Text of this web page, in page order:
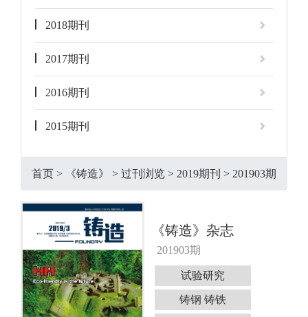
2018期刊
2017期刊
2016期刊
2015期刊
首页 > 《铸造》 > 过刊浏览 > 2019期刊 > 201903期
《铸造》杂志
201903期
试验研究
铸钢 铸铁